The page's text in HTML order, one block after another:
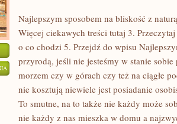
Najlepszym sposobem na bliskość z
Więcej ciekawych treści tutaj 3.
o co chodzi 5. Przejdź do wpisu
przyrodą, jeśli nie jesteśmy w stanie
morzem czy w górach czy też na ciągłe
nie kosztują niewiele jest posiadanie
To smutne, na to także nie każdy może
nie każdy z nas mieszka w domu a